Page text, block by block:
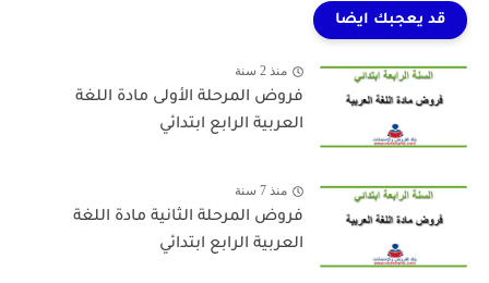
قد يعجبك ايضا
منذ 2 سنة
فروض المرحلة الأولى مادة اللغة
العربية الرابع ابتدائي
منذ 7 سنة
فروض المرحلة الثانية مادة اللغة
العربية الرابع ابتدائي